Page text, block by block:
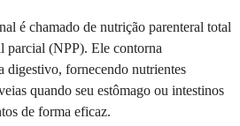
é chamado de nutrição parenteral total
parcial (NPP). Ele contorna
digestivo, fornecendo nutrientes
quando seu estômago ou intestinos
de forma eficaz.